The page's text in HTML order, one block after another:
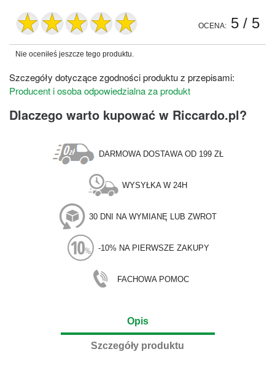
OCENA: 5 / 5
Nie oceniłeś jeszcze tego produktu.
Szczegóły dotyczące zgodności produktu z przepisami:
Producent i osoba odpowiedzialna za produkt
Dlaczego warto kupować w Riccardo.pl?
DARMOWA DOSTAWA OD 199 ZŁ
WYSYŁKA W 24H
30 DNI NA WYMIANĘ LUB ZWROT
-10% NA PIERWSZE ZAKUPY
FACHOWA POMOC
Opis
Szczegóły produktu